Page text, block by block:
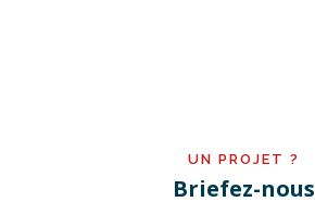
UN PROJET ?
Briefez-nous